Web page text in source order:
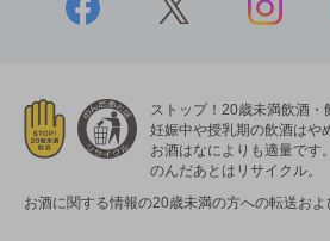
ストップ！20歳未満飲酒・
妊娠中や授乳期の飲酒はや
お酒はなによりも適量です。
のんだあとはリサイクル。
お酒に関する情報の20歳未満の方への転送およ